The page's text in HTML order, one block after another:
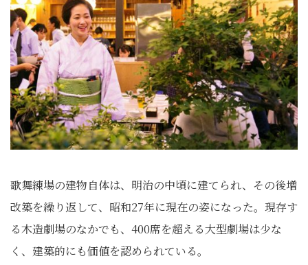
歌舞練場の建物自体は、明治の中頃に建てられ、その後増
改築を繰り返して、昭和27年に現在の姿になった。現存す
る木造劇場のなかでも、400席を超える大型劇場は少な
く、建築的にも価値を認められている。